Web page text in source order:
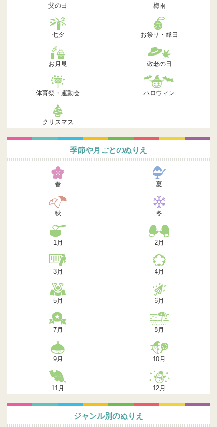
父の日 梅雨
七夕 お祭り・縁日
お月見 敬老の日
体育祭・運動会 ハロウィン
クリスマス
季節や月ごとのぬりえ
春 夏
秋 冬
1月 2月
3月 4月
5月 6月
7月 8月
9月 10月
11月 12月
ジャンル別のぬりえ